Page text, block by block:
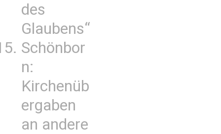
des
Glaubens“
Schönbor
n:
Kirchenüb
ergaben
an andere